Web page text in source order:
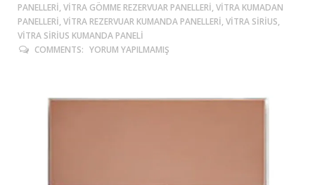
PANELLERI, VITRA GÖMME REZERVUAR PANELLERI, VITRA KUMADAN
PANELLERI, VITRA REZERVUAR KUMANDA PANELLERI, VITRA SIRIUS,
VITRA SIRIUS KUMANDA PANELI
COMMENTS: YORUM YAPILMAMIŞ